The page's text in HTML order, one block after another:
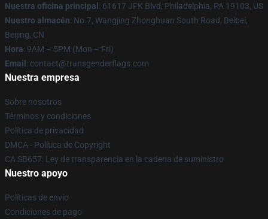
Nuestra oficina principal : 61617 JFK Blvd, Philadelphia, PA 19103, US
Nuestro almacén: No.7, Wangjing Zhonghuan South Road, Beibei,
Beijing, CN
Hora: 9AM – 5PM (Mon – Fri)
Email : contact@transgenderflags.com
Nuestra empresa
Sobre nosotros
Términos y condiciones
Política de privacidad
DMCA - Política de Copyright
CA SB657: Ley de transparencia en la cadena de suministro
Nuestro apoyo
Políticas de envío
Condiciones de pago